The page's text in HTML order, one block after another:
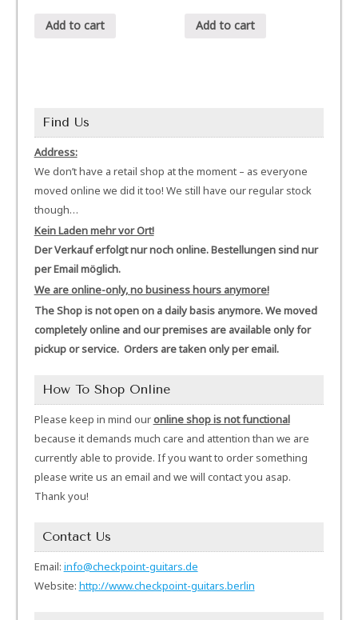
Add to cart Add to cart
Find Us
Address:
We don’t have a retail shop at the moment – as everyone
moved online we did it too! We still have our regular stock
though…
Kein Laden mehr vor Ort!
Der Verkauf erfolgt nur noch online. Bestellungen sind nur
per Email möglich.
We are online-only, no business hours anymore!
The Shop is not open on a daily basis anymore. We moved
completely online and our premises are available only for
pickup or service. Orders are taken only per email.
How To Shop Online
Please keep in mind ouronline shop is not functional
because it demands much care and attention than we are
currently able to provide. If you want to order something
please write us an email and we will contact you asap.
Thank you!
Contact Us
Email: info@checkpoint-guitars.de
Website: http://www.checkpoint-guitars.berlin